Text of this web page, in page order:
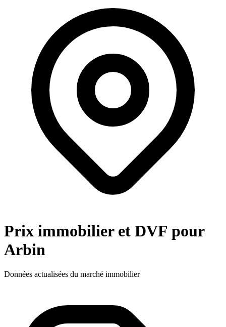
Prix immobilier et DVF pour
Arbin
Données actualisées du marché immobilier